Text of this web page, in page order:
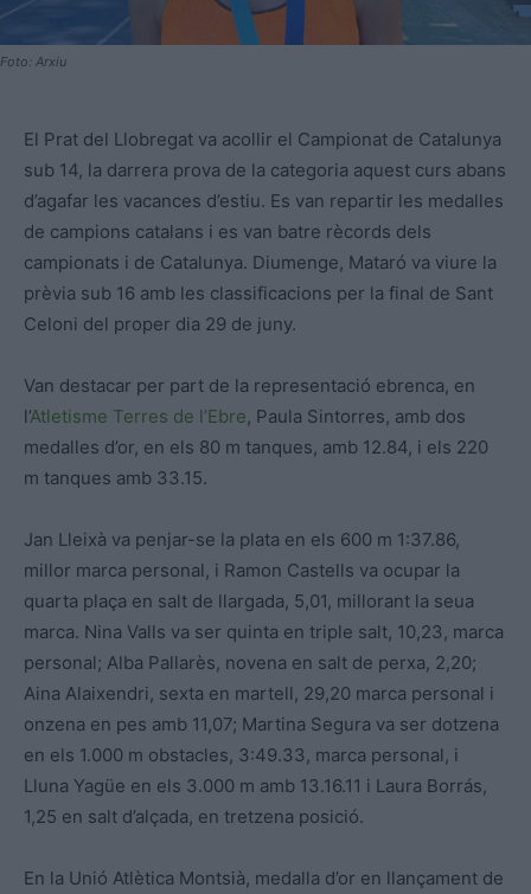
Foto: Arxiu
El Prat del Llobregat va acollir el Campionat de Catalunya
sub 14, la darrera prova de la categoria aquest curs abans
d’agafar les vacances d’estiu. Es van repartir les medalles
de campions catalans i es van batre rècords dels
campionats i de Catalunya. Diumenge, Mataró va viure la
prèvia sub 16 amb les classificacions per la final de Sant
Celoni del proper dia 29 de juny.
Van destacar per part de la representació ebrenca, en
l’Atletisme Terres de l’Ebre, Paula Sintorres, amb dos
medalles d’or, en els 80 m tanques, amb 12.84, i els 220
m tanques amb 33.15.
Jan Lleixà va penjar-se la plata en els 600 m 1:37.86,
millor marca personal, i Ramon Castells va ocupar la
quarta plaça en salt de llargada, 5,01, millorant la seua
marca. Nina Valls va ser quinta en triple salt, 10,23, marca
personal; Alba Pallarès, novena en salt de perxa, 2,20;
Aina Alaixendri, sexta en martell, 29,20 marca personal i
onzena en pes amb 11,07; Martina Segura va ser dotzena
en els 1.000 m obstacles, 3:49.33, marca personal, i
Lluna Yagüe en els 3.000 m amb 13.16.11 i Laura Borrás,
1,25 en salt d’alçada, en tretzena posició.
En la Unió Atlètica Montsià, medalla d’or en llançament de